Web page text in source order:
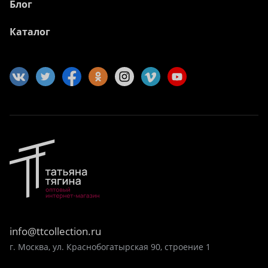
Блог
Каталог
info@ttcollection.ru
г. Москва, ул. Краснобогатырская 90, строение 1